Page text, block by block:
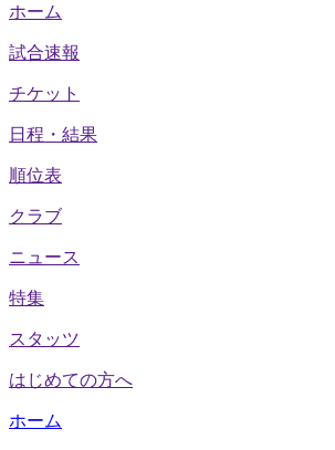
ホーム
試合速報
チケット
日程・結果
順位表
クラブ
ニュース
特集
スタッツ
はじめての方へ
ホーム